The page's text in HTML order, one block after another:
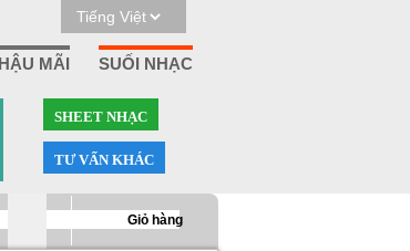
HẬU MÃI SUỐI NHẠC
SHEET NHẠC
TƯ VẤN KHÁC
Giỏ hàng